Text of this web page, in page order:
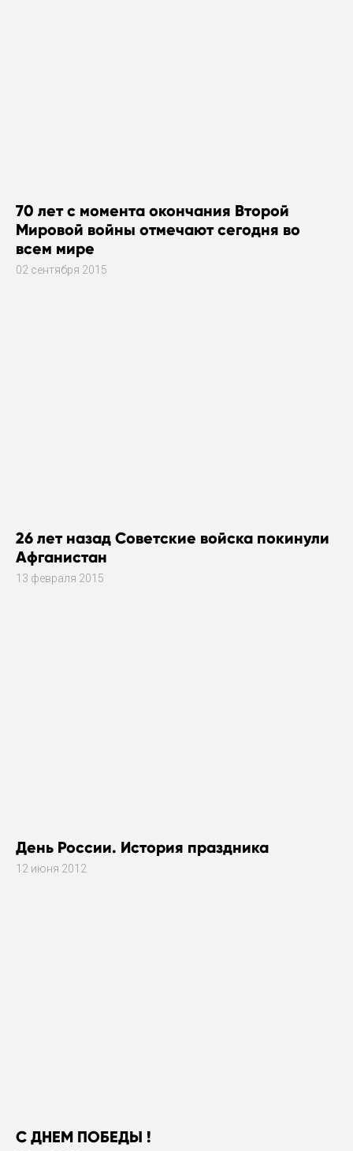
70 лет с момента окончания Второй
Мировой войны отмечают сегодня во
всем мире
02 сентября 2015
26 лет назад Советские войска покинули
Афганистан
13 февраля 2015
День России. История праздника
12 июня 2012
С ДНЕМ ПОБЕДЫ !